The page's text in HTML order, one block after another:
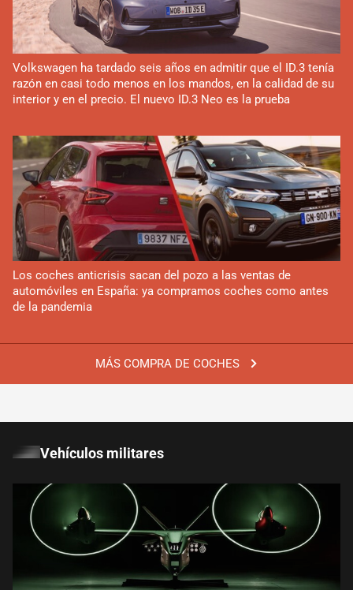
MÁS COMPRA DE COCHES
Volkswagen ha tardado seis años en admitir que el ID.3 tenía
razón en casi todo menos en los mandos, en la calidad de su
interior y en el precio. El nuevo ID.3 Neo es la prueba
Los coches anticrisis sacan del pozo a las ventas de
automóviles en España: ya compramos coches como antes
de la pandemia
Vehículos militares